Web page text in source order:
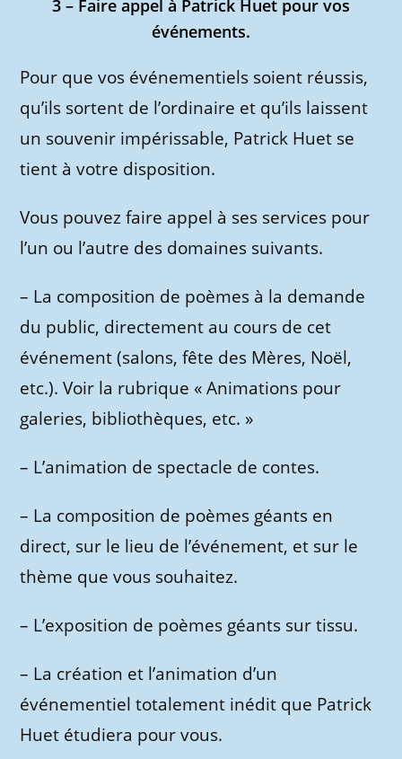
3 – Faire appel à Patrick Huet pour vos
événements.
Pour que vos événementiels soient réussis,
qu’ils sortent de l’ordinaire et qu’ils laissent
un souvenir impérissable, Patrick Huet se
tient à votre disposition.
Vous pouvez faire appel à ses services pour
l’un ou l’autre des domaines suivants.
– La composition de poèmes à la demande
du public, directement au cours de cet
événement (salons, fête des Mères, Noël,
etc.). Voir la rubrique « Animations pour
galeries, bibliothèques, etc. »
– L’animation de spectacle de contes.
– La composition de poèmes géants en
direct, sur le lieu de l’événement, et sur le
thème que vous souhaitez.
– L’exposition de poèmes géants sur tissu.
– La création et l’animation d’un
événementiel totalement inédit que Patrick
Huet étudiera pour vous.